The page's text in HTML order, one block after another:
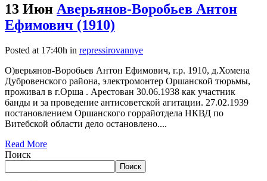
13 Июн Аверьянов-Воробьев Антон
Ефимович (1910)
Posted at 17:40h in repressirovannye
О)верьянов-Воробьев Антон Ефимович, г.р. 1910, д.Хомена
Дубровенского района, электромонтер Оршанской тюрьмы,
проживал в г.Орша . Арестован 30.06.1938 как участник
банды и за проведение антисоветской агитации. 27.02.1939
постановлением Оршанского горрайотдела НКВД по
Витебской области дело остановлено....
Read More
Поиск
Поиск